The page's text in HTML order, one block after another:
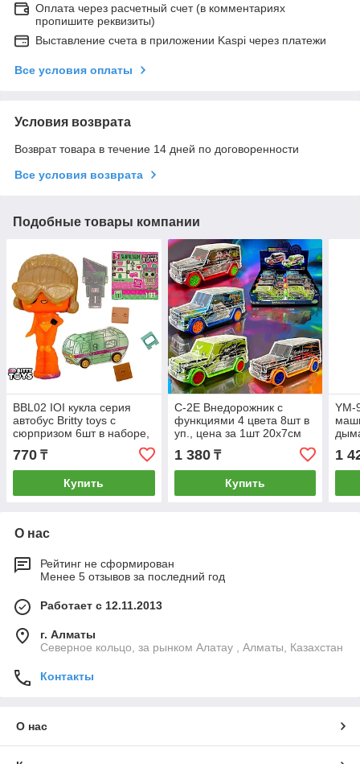
Оплата через расчетный счет (в комментариях
пропишите реквизиты)
Выставление счета в приложении Kaspi через платежи
Все условия оплаты
Условия возврата
Возврат товара в течение 14 дней по договоренности
Все условия возврата
Подобные товары компании
BBL02 IOI кукла серия
автобус Britty toys с
сюрпризом 6шт в наборе,
цена за 1шт 8*8,5
770 ₸
Купить
C-2E Внедорожник с
функциями 4 цвета 8шт в
уп., цена за 1шт 20х7см
1 380₸
Купить
YM-
1
О нас
Рейтинг не сформирован
Менее 5 отзывов за последний год
Работает с 12.11.2013
г. Алматы
Северное кольцо, за рынком Алатау , Алматы, Казахстан
Контакты
О нас